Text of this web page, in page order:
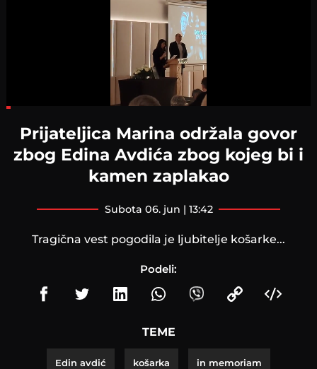
Prijateljica Marina održala govor
zbog Edina Avdića zbog kojeg bi i
kamen zaplakao
subota 06. jun | 13:42
Tragična vest pogodila je ljubitelje košarke...
Podeli:
TEME
Edin avdić košarka in memoriam